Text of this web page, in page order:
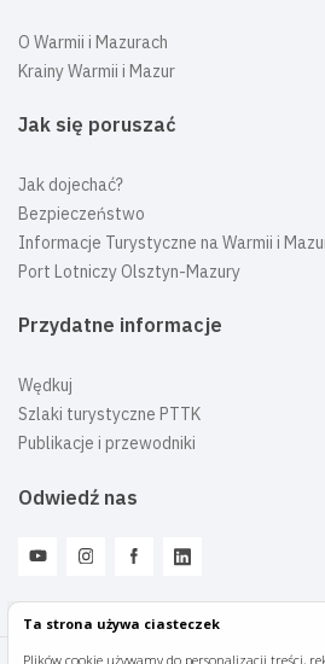
Ta strona używa ciasteczek
Plików cookie używamy do personalizacji treści,
O Warmii i Mazurach
Krainy Warmii i Mazur
Jak się poruszać
Jak dojechać?
Bezpieczeństwo
Informacje Turystyczne na Warmii i
Port Lotniczy Olsztyn-Mazury
Przydatne informacje
Wędkuj
Szlaki turystyczne PTTK
Publikacje i przewodniki
Odwiedź nas